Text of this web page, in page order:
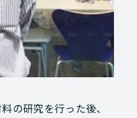
の研究を行った後、